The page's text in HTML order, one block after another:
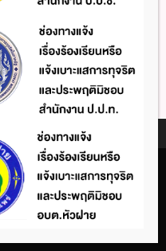
best experience on our
we are using or
รับทราบใน นโยบายคุ้มครอง
โยบายคุกกี้ (Cookie policy)
ดทำขึ้นแล้ว